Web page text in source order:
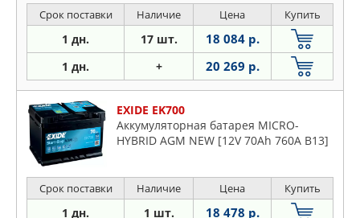
Срок поставки Наличие Цена Купить
1 дн. 17 шт. 18 084 р.
1 дн. + 20 269 р.
EXIDE EK700
Аккумуляторная батарея MICRO-
HYBRID AGM NEW [12V 70Ah 760A B13]
Срок поставки Наличие Цена Купить
1 дн. 1 шт. 18 478 р.